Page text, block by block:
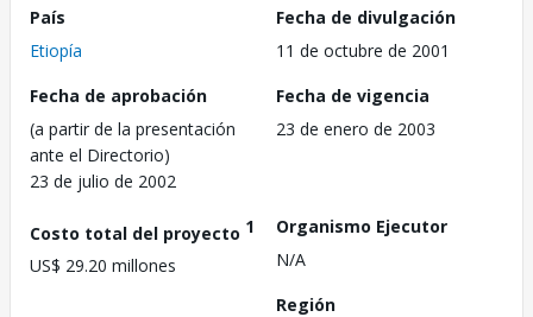
País
Etiopía
Fecha de divulgación
11 de octubre de 2001
Fecha de aprobación
(a partir de la presentación
ante el Directorio)
23 de julio de 2002
Fecha de vigencia
23 de enero de 2003
Costo total del proyecto 1
US$ 29.20 millones
Organismo Ejecutor
N/A
Región